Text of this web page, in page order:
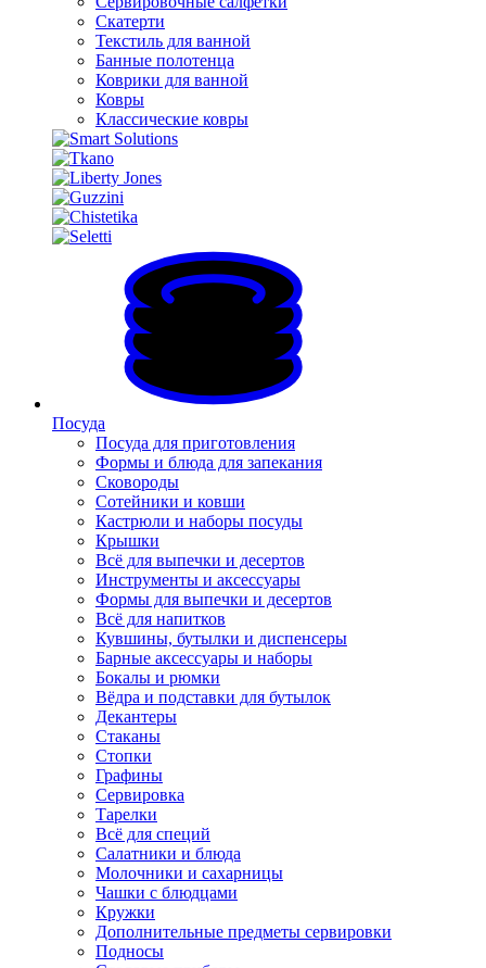
Скатерти
Текстиль для ванной
Банные полотенца
Коврики для ванной
Ковры
Классические ковры
Посуда
Посуда для приготовления
Формы и блюда для запекания
Сковороды
Сотейники и ковши
Кастрюли и наборы посуды
Крышки
Всё для выпечки и десертов
Инструменты и аксессуары
Формы для выпечки и десертов
Всё для напитков
Кувшины, бутылки и диспенсеры
Барные аксессуары и наборы
Бокалы и рюмки
Вёдра и подставки для бутылок
Декантеры
Стаканы
Стопки
Графины
Сервировка
Тарелки
Всё для специй
Салатники и блюда
Молочники и сахарницы
Чашки с блюдцами
Кружки
Дополнительные предметы сервировки
Подносы